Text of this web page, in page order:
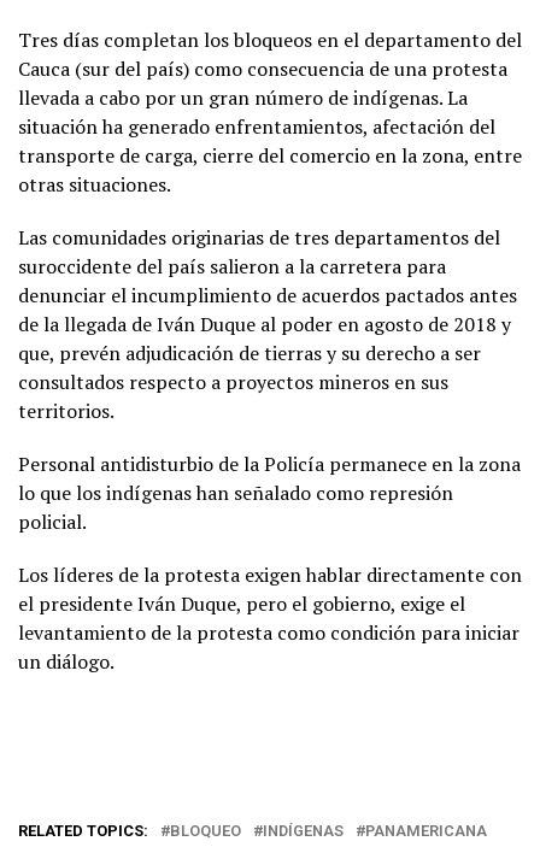
Tres días completan los bloqueos en el departamento del
Cauca (sur del país) como consecuencia de una protesta
llevada a cabo por un gran número de indígenas. La
situación ha generado enfrentamientos, afectación del
transporte de carga, cierre del comercio en la zona, entre
otras situaciones.
Las comunidades originarias de tres departamentos del
suroccidente del país salieron a la carretera para
denunciar el incumplimiento de acuerdos pactados antes
de la llegada de Iván Duque al poder en agosto de 2018 y
que, prevén adjudicación de tierras y su derecho a ser
consultados respecto a proyectos mineros en sus
territorios.
Personal antidisturbio de la Policía permanece en la zona
lo que los indígenas han señalado como represión
policial.
Los líderes de la protesta exigen hablar directamente con
el presidente Iván Duque, pero el gobierno, exige el
levantamiento de la protesta como condición para iniciar
un diálogo.
RELATED TOPICS: BLOQUEO INDÍGENAS PANAMERICANA